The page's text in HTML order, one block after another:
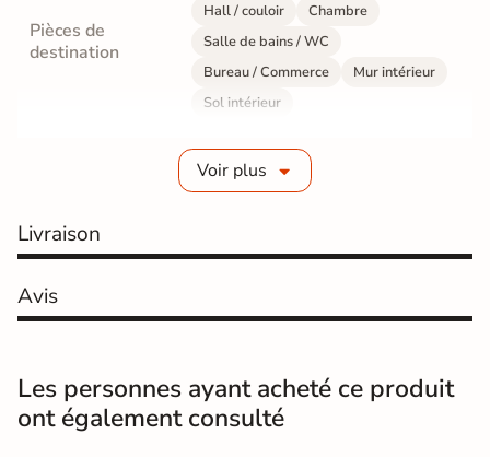
Pièces de
destination
Hall / couloir
Chambre
Salle de bains / WC
Bureau / Commerce
Mur intérieur
Sol intérieur
Grès cérame émaillé
Résistance à
Gr4 - Très résistant
Masse colorée Non
Non-rectifié
Finition Mate
Voir plus
Livraison
Avis
Les personnes ayant acheté ce produit
ont également consulté